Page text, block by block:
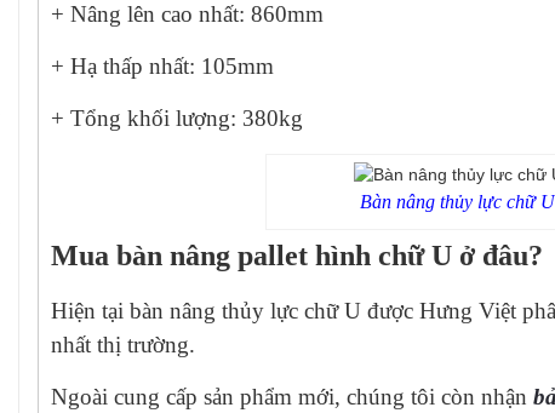
+ Nâng lên cao nhất: 860mm
+ Hạ thấp nhất: 105mm
+ Tổng khối lượng: 380kg
Bàn nâng thủy lực chữ
Mua bàn nâng pallet hình chữ U ở đâu?
Hiện tại bàn nâng thủy lực chữ U được Hưng Việt
nhất thị trường.
Ngoài cung cấp sản phẩm mới, chúng tôi còn nhận